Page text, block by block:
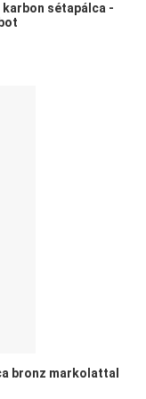
sétapálca -
bronz markolattal